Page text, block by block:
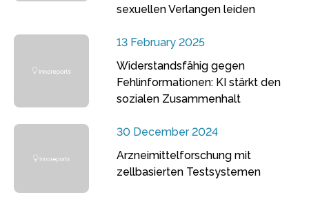
sexuellen Verlangen leiden
13 February 2025
Widerstandsfähig gegen
Fehlinformationen: KI stärkt den
sozialen Zusammenhalt
30 December 2024
Arzneimittelforschung mit
zellbasierten Testsystemen